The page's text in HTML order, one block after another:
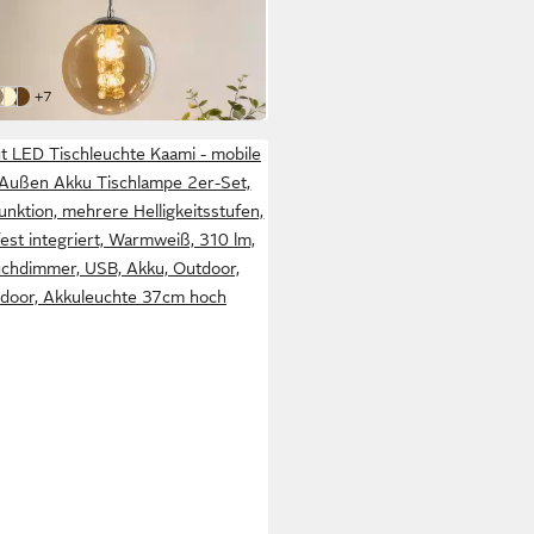
69,99 €
Werktagen bei dir
1 Flammig
6 Flammig
3 Flammig
1 Flammig
Bernstein-15 Flammig
weitere Farben:
+7
LED Tischleuchte Kaami - mobile
Akku Tischlampe 2er-Set,
mehrere Helligkeitsstufen,
integriert, Warmweiß, 310 lm,
USB, Akku, Outdoor,
Akkuleuchte 37cm hoch